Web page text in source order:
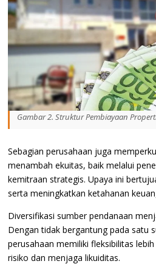
Gambar 2. Struktur Pembiayaan
Sebagian perusahaan juga
menambah ekuitas, baik melalui
kemitraan strategis. Upaya ini
serta meningkatkan ketahanan
Diversifikasi sumber pendanaan
Dengan tidak bergantung pada satu
perusahaan memiliki fleksibilitas
risiko dan menjaga likuiditas.